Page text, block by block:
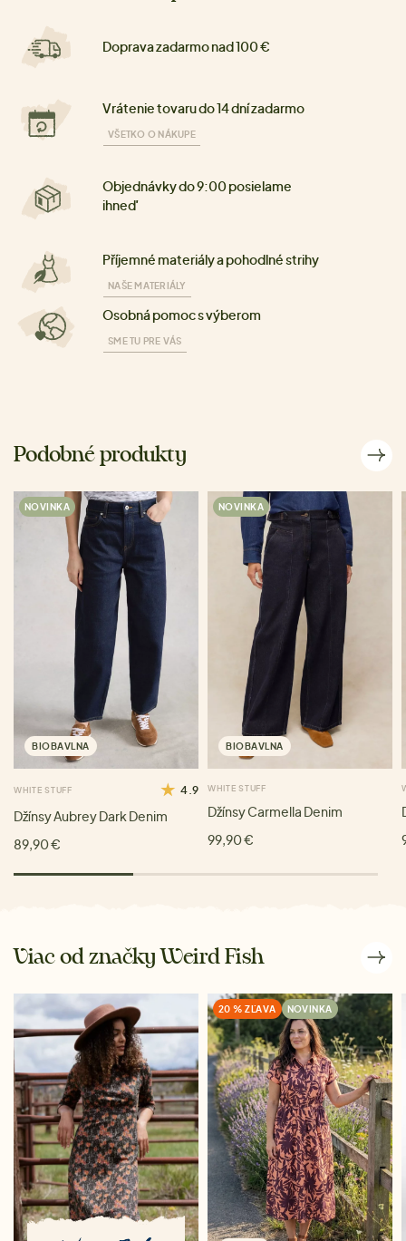
Doprava zadarmo nad 100 €
Vrátenie tovaru do 14 dní zadarmo
VŠETKO O NÁKUPE
Objednávky do 9:00 posielame
ihneď
Příjemné materiály a pohodlné strihy
NAŠE MATERIÁLY
Osobná pomoc s výberom
SME TU PRE VÁS
Podobné produkty
NOVINKA
BIOBAVLNA
WHITE STUFF 4.9
Džínsy Aubrey Dark Denim
89,90 €
NOVINKA
BIOBAVLNA
WHITE STUFF
Džínsy Carmella Denim
99,90 €
Viac od značky Weird Fish
20 % ZĽAVA NOVINKA